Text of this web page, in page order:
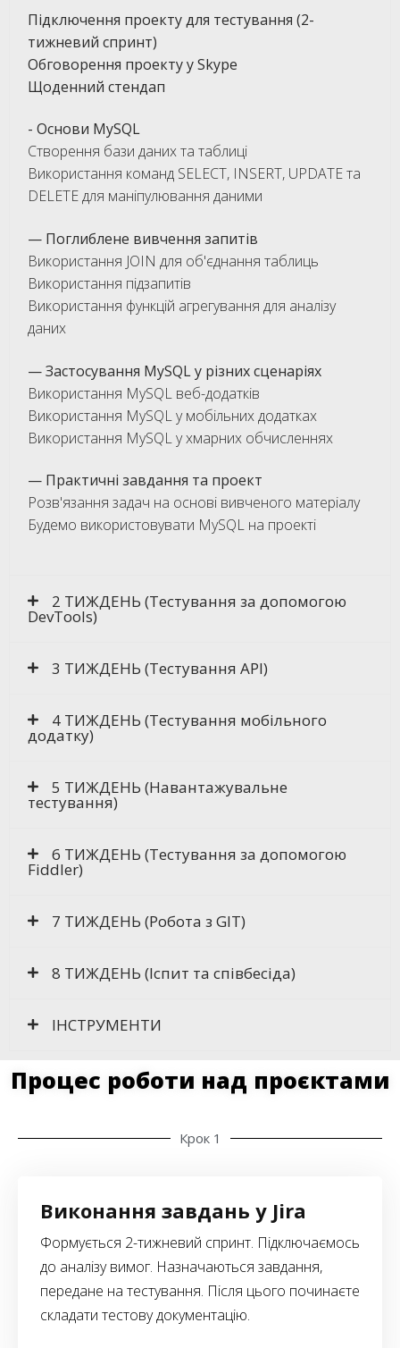
Підключення проекту для тестування (2-
тижневий спринт)
Обговорення проекту у Skype
Щоденний стендап
- Основи MySQL
Створення бази даних та таблиці
Використання команд SELECT, INSERT, UPDATE та
DELETE для маніпулювання даними
— Поглиблене вивчення запитів
Використання JOIN для об'єднання таблиць
Використання підзапитів
Використання функцій агрегування для аналізу
даних
— Застосування MySQL у різних сценаріях
Використання MySQL веб-додатків
Використання MySQL у мобільних додатках
Використання MySQL у хмарних обчисленнях
— Практичні завдання та проект
Розв'язання задач на основі вивченого матеріалу
Будемо використовувати MySQL на проекті
2 ТИЖДЕНЬ (Тестування за допомогою
DevTools)
3 ТИЖДЕНЬ (Тестування API)
4 ТИЖДЕНЬ (Тестування мобільного
додатку)
5 ТИЖДЕНЬ (Навантажувальне
тестування)
6 ТИЖДЕНЬ (Тестування за допомогою
Fiddler)
7 ТИЖДЕНЬ (Робота з GIT)
8 ТИЖДЕНЬ (Іспит та співбесіда)
ІНСТРУМЕНТИ
Процес роботи над проєктами
Крок 1
Виконання завдань у Jira
Формується 2-тижневий спринт. Підключаємось
до аналізу вимог. Назначаються завдання,
передане на тестування. Після цього починаєте
складати тестову документацію.